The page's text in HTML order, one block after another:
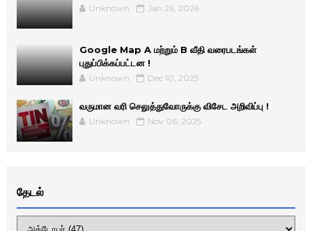
Unknown Jan 26, 2026
Google Map A மற்றும் B வீதி வரைபடங்கள்
புதுப்பிக்கப்பட்டன !
Unknown Dec 10, 2025
வருமான வரி செலுத்துவோருக்கு விசேட அறிவிப்பு !
Unknown Nov 06, 2025
தேடல்